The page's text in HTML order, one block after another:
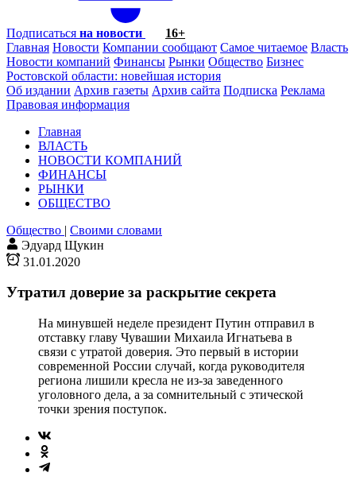
Подписаться на новости
16+
Главная Новости Компании сообщают Самое читаемое Власть
Новости компаний Финансы Рынки Общество Бизнес
Ростовской области: новейшая история
Об издании Архив газеты Архив сайта Подписка Реклама
Правовая информация
Главная
ВЛАСТЬ
НОВОСТИ КОМПАНИЙ
ФИНАНСЫ
РЫНКИ
ОБЩЕСТВО
Общество | Своими словами
Эдуард Щукин
31.01.2020
Утратил доверие за раскрытие секрета
На минувшей неделе президент Путин отправил в
отставку главу Чувашии Михаила Игнатьева в
связи с утратой доверия. Это первый в истории
современной России случай, когда руководителя
региона лишили кресла не из-за заведенного
уголовного дела, а за сомнительный с этической
точки зрения поступок.